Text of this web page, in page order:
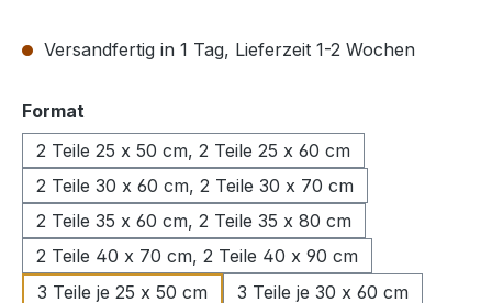
Versandfertig in 1 Tag, Lieferzeit 1-2 Wochen
Format
2 Teile 25 x 50 cm, 2 Teile 25 x 60 cm
2 Teile 30 x 60 cm, 2 Teile 30 x 70 cm
2 Teile 35 x 60 cm, 2 Teile 35 x 80 cm
2 Teile 40 x 70 cm, 2 Teile 40 x 90 cm
3 Teile je 25 x 50 cm
3 Teile je 30 x 60 cm